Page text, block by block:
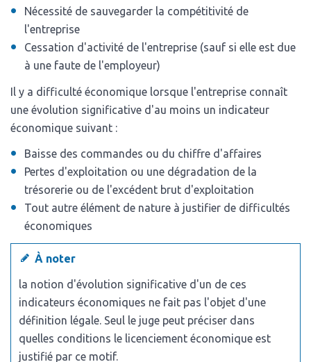
Nécessité de sauvegarder la compétitivité de
l'entreprise
Cessation d'activité de l'entreprise (sauf si elle est due
à une faute de l'employeur)
Il y a difficulté économique lorsque l'entreprise connaît
une évolution significative d'au moins un indicateur
économique suivant :
Baisse des commandes ou du chiffre d'affaires
Pertes d'exploitation ou une dégradation de la
trésorerie ou de l'excédent brut d'exploitation
Tout autre élément de nature à justifier de difficultés
économiques
À noter
la notion d'évolution significative d'un de ces
indicateurs économiques ne fait pas l'objet d'une
définition légale. Seul le juge peut préciser dans
quelles conditions le licenciement économique est
justifié par ce motif.